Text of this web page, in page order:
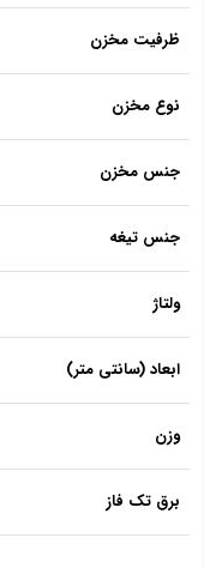
ظرفیت مخزن
نوع مخزن
جنس مخزن
جنس تیغه
ولتاژ
ابعاد (سانتی متر)
وزن
برق تک فاز